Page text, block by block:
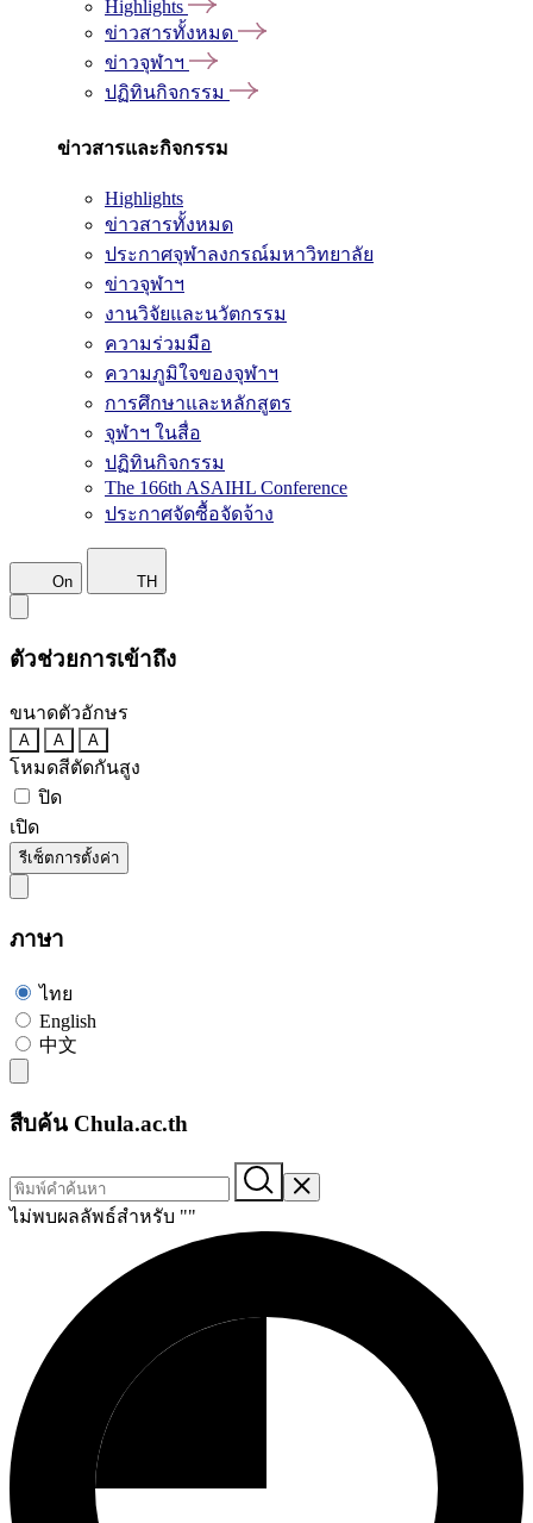
Highlights
ข่าวสารทั้งหมด
ข่าวจุฬาฯ
ปฏิทินกิจกรรม
ข่าวสารและกิจกรรม
Highlights
ข่าวสารทั้งหมด
ประกาศจุฬาลงกรณ์มหาวิทยาลัย
ข่าวจุฬาฯ
งานวิจัยและนวัตกรรม
ความร่วมมือ
ความภูมิใจของจุฬาฯ
การศึกษาและหลักสูตร
จุฬาฯ ในสื่อ
ปฏิทินกิจกรรม
The 166th ASAIHL Conference
ประกาศจัดซื้อจัดจ้าง
On TH
ตัวช่วยการเข้าถึง
ขนาดตัวอักษร
A A A
โหมดสีตัดกันสูง
ปิด
เปิด
รีเซ็ตการตั้งค่า
ภาษา
ไทย
English
中文
สืบค้น Chula.ac.th
ไม่พบผลลัพธ์สำหรับ ""